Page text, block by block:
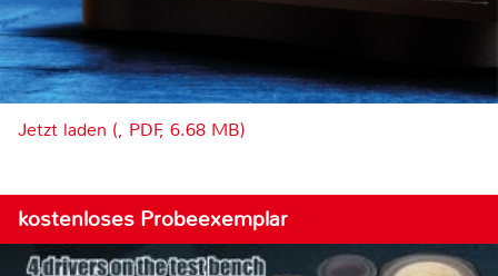
Jetzt laden (, PDF, 6.68 MB)
kostenloses Probeexemplar